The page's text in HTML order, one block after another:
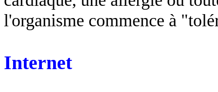
l'organisme commence à
Internet